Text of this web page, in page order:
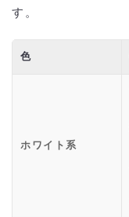
す。
色
ホワイト系